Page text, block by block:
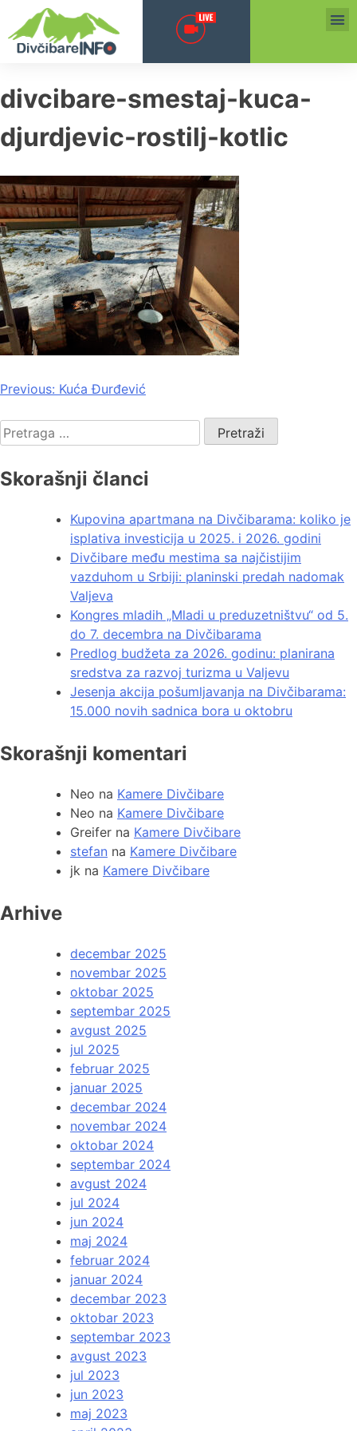
divcibare-smestaj-kuca-
djurdjevic-rostilj-kotlic
Previous: Kuća Đurđević
Skorašnji članci
Kupovina apartmana na Divčibarama: koliko je
isplativa investicija u 2025. i 2026. godini
Divčibare među mestima sa najčistijim
vazduhom u Srbiji: planinski predah nadomak
Valjeva
Kongres mladih „Mladi u preduzetništvu“ od 5.
do 7. decembra na Divčibarama
Predlog budžeta za 2026. godinu: planirana
sredstva za razvoj turizma u Valjevu
Jesenja akcija pošumljavanja na Divčibarama:
15.000 novih sadnica bora u oktobru
Skorašnji komentari
Neo na Kamere Divčibare
Neo na Kamere Divčibare
Greifer na Kamere Divčibare
stefan na Kamere Divčibare
jk na Kamere Divčibare
Arhive
decembar 2025
novembar 2025
oktobar 2025
septembar 2025
avgust 2025
jul 2025
februar 2025
januar 2025
decembar 2024
novembar 2024
oktobar 2024
septembar 2024
avgust 2024
jul 2024
jun 2024
maj 2024
februar 2024
januar 2024
decembar 2023
oktobar 2023
septembar 2023
avgust 2023
jul 2023
jun 2023
maj 2023